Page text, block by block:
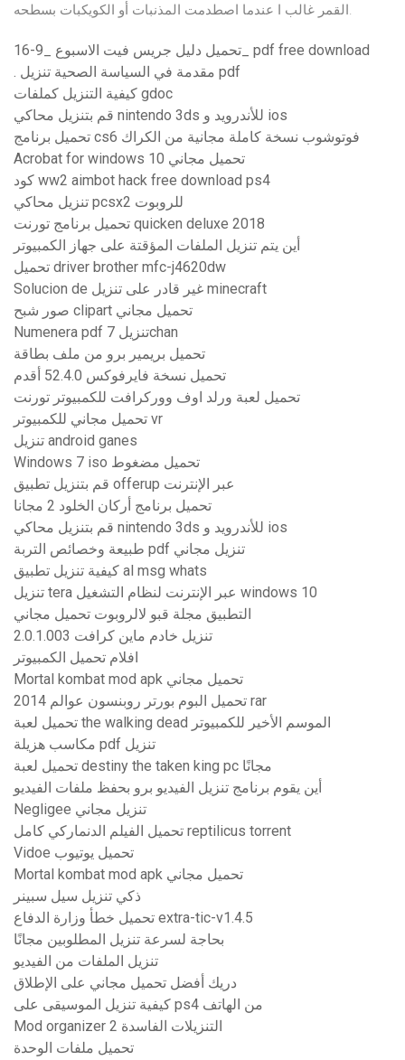
القمر غالب ا عندما اصطدمت المذنبات أو الكويكبات بسطحه.
تحميل دليل جريس فيت الاسبوع _9-16_ pdf free download
. مقدمة في السياسة الصحية تنزيل pdf
كيفية التنزيل كملفات gdoc
قم بتنزيل محاكي nintendo 3ds للأندرويد و ios
تحميل برنامج cs6 فوتوشوب نسخة كاملة مجانية من الكراك
Acrobat for windows 10 تحميل مجاني
كود ww2 aimbot hack free download ps4
تنزيل محاكي pcsx2 للروبوت
تحميل برنامج تورنت quicken deluxe 2018
أين يتم تنزيل الملفات المؤقتة على جهاز الكمبيوتر
تحميل driver brother mfc-j4620dw
Solucion de غير قادر على تنزيل minecraft
صور شبح clipart تحميل مجاني
Numenera pdf تنزيل 7chan
تحميل بريمير برو من ملف بطاقة
تحميل نسخة فايرفوكس 52.4.0 أقدم
تحميل لعبة ورلد اوف ووركرافت للكمبيوتر تورنت
تحميل مجاني للكمبيوتر vr
تنزيل android ganes
Windows 7 iso تحميل مضغوط
قم بتنزيل تطبيق offerup عبر الإنترنت
تحميل برنامج أركان الخلود 2 مجانا
قم بتنزيل محاكي nintendo 3ds للأندرويد و ios
طبيعة وخصائص التربة pdf تنزيل مجاني
كيفية تنزيل تطبيق al msg whats
تنزيل tera عبر الإنترنت لنظام التشغيل windows 10
التطبيق مجلة قبو لالروبوت تحميل مجاني
تنزيل خادم ماين كرافت 2.0.1.003
افلام تحميل الكمبيوتر
Mortal kombat mod apk تحميل مجاني
تحميل البوم بورتر روبنسون عوالم 2014 rar
تحميل لعبة the walking dead الموسم الأخير للكمبيوتر
مكاسب هزيلة pdf تنزيل
تحميل لعبة destiny the taken king pc مجانًا
أين يقوم برنامج تنزيل الفيديو برو بحفظ ملفات الفيديو
Negligee تنزيل مجاني
تحميل الفيلم الدنماركي كامل reptilicus torrent
Vidoe تحميل يوتيوب
Mortal kombat mod apk تحميل مجاني
ذكي تنزيل سيل سبينر
تحميل خطأ وزارة الدفاع extra-tic-v1.4.5
بحاجة لسرعة تنزيل المطلوبين مجانًا
تنزيل الملفات من الفيديو
دريك أفضل تحميل مجاني على الإطلاق
كيفية تنزيل الموسيقى على ps4 من الهاتف
Mod organizer 2 التنزيلات الفاسدة
تحميل ملفات الوحدة